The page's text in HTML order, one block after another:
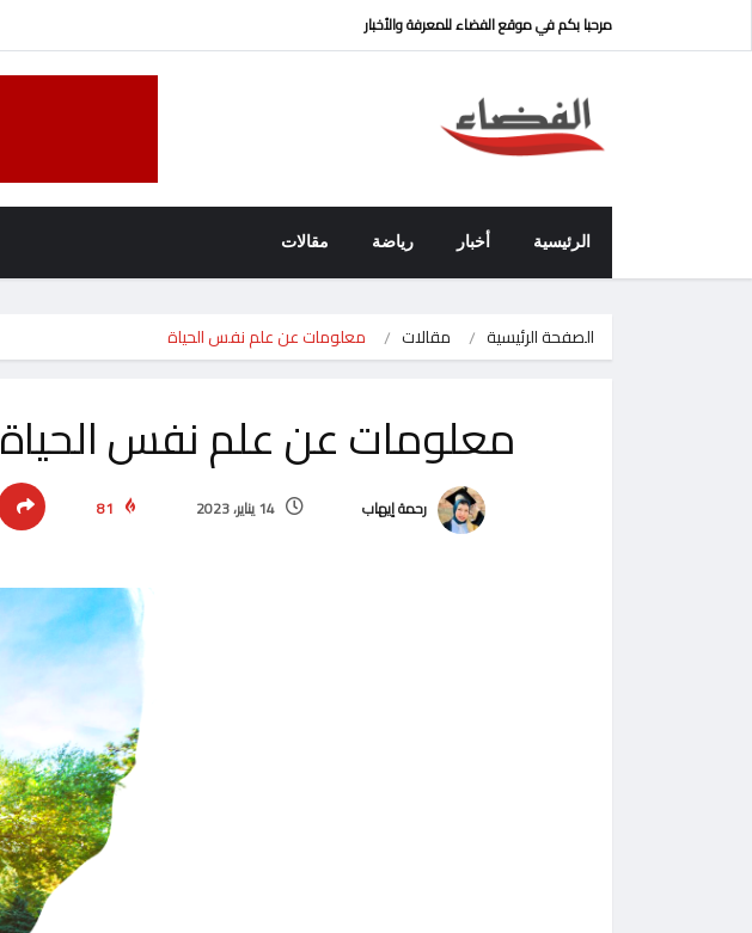
مرحبا بكم في موقع الفضاء للمعرفة والأخبار
الرئيسية أخبار رياضة مقالات
الصفحة الرئيسية مقالات معلومات عن علم نفس الحياة
معلومات عن علم نفس الحياة
رحمة إيهاب